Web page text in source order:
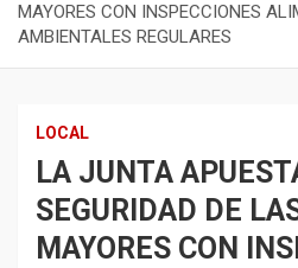
MAYORES CON INSPECCIONES
AMBIENTALES REGULARES
LOCAL
LA JUNTA
SEGURIDAD DE
MAYORES CON